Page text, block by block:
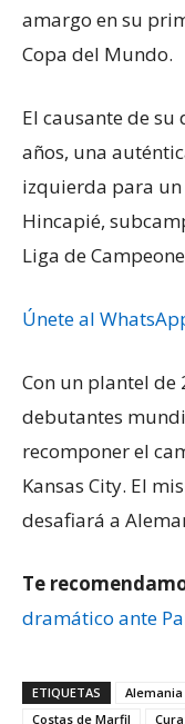
amargo en su
Copa del Mundo.
El causante de
años, una
izquierda para
Hincapié,
Liga de
Únete al
Con un plantel de
debutantes
recomponer el
Kansas City. El
desafiará a
Te
dramático ante
ETIQUETAS Alemania
Costas de Marfil